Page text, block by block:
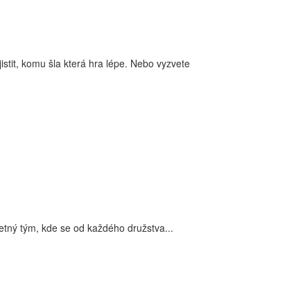
komu šla která hra lépe. Nebo vyzvete
tým, kde se od každého družstva...